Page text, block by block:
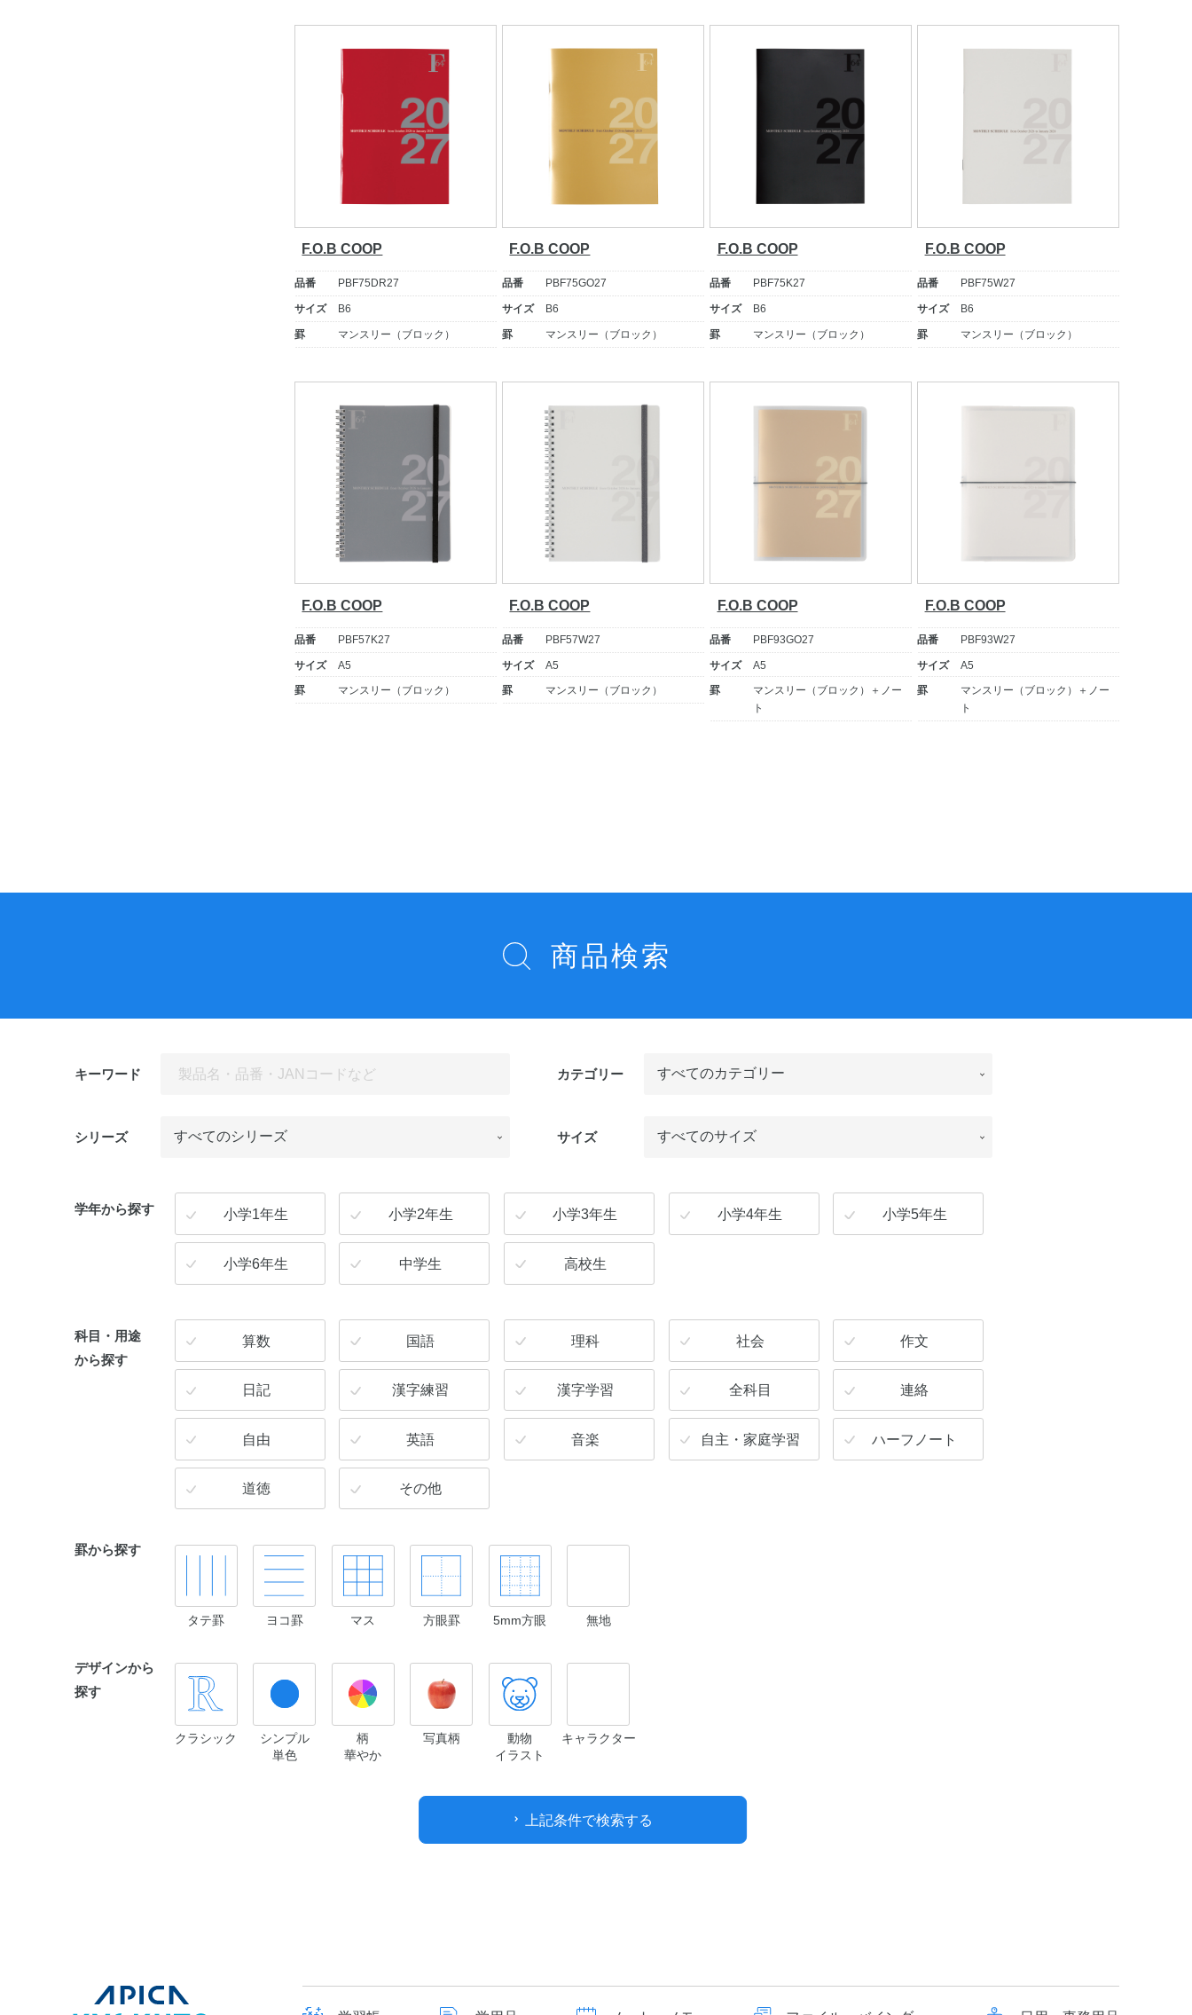
F.O.B COOP
品番 PBF75DR27
サイズ B6
罫 マンスリー（ブロック）
F.O.B COOP
品番 PBF75GO27
サイズ B6
罫 マンスリー（ブロック）
F.O.B COOP
品番 PBF75K27
サイズ B6
罫 マンスリー（ブロック）
F.O.B COOP
品番 PBF75W27
サイズ B6
罫 マンスリー（ブロック）
F.O.B COOP
品番 PBF57K27
サイズ A5
罫 マンスリー（ブロック）
F.O.B COOP
品番 PBF57W27
サイズ A5
罫 マンスリー（ブロック）
F.O.B COOP
品番 PBF93GO27
サイズ A5
罫
マンスリー（ブロック）＋ノー
ト
F.O.B COOP
品番 PBF93W27
サイズ A5
罫
マンスリー（ブロック）＋ノー
ト
商品検索
キーワード カテゴリー
シリーズ サイズ
学年から探す 小学1年生 小学2年生 小学3年生 小学4年生 小学5年生
小学6年生 中学生 高校生
科目・用途
から探す
算数 国語 理科 社会 作文
日記 漢字練習 漢字学習 全科目 連絡
自由 英語 音楽 自主・家庭学習 ハーフノート
道徳 その他
罫から探す
タテ罫 ヨコ罫 マス 方眼罫 5mm方眼 無地
デザインから
探す
クラシック
シンプル
単色
柄
華やか
写真柄
動物
イラスト
キャラクター
上記条件で検索する